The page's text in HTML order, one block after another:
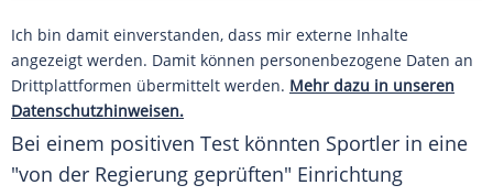
Ich bin damit einverstanden, dass mir externe Inhalte
angezeigt werden. Damit können personenbezogene Daten an
Drittplattformen übermittelt werden. Mehr dazu in unseren
Datenschutzhinweisen.
Bei einem positiven Test könnten Sportler in eine
"von der Regierung geprüften" Einrichtung